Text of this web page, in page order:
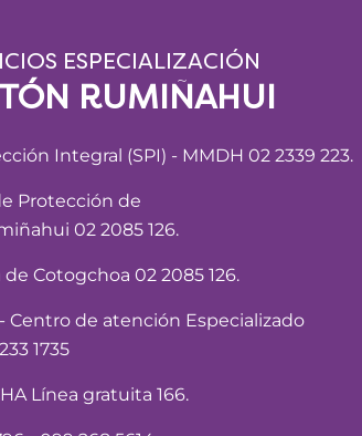
ESPECIALIZACIÓN
RUMIÑAHUI
Integral (SPI) - MMDH 02 2339 223.
Protección de
02 2085 126.
Cotogchoa 02 2085 126.
Centro de atención Especializado
1735
Línea gratuita 166.